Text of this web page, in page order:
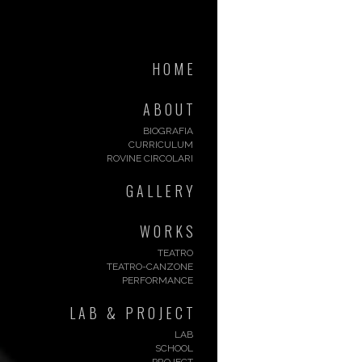
HOME
ABOUT
BIOGRAFIA
CURRICULUM
ROVINE CIRCOLARI
GALLERY
WORKS
TEATRO
TEATRO-CANZONE
PERFORMANCE
LAB & PROJECT
LAB
SCHOOL